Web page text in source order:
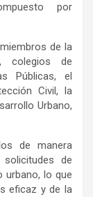
por
miembros de la
colegios de
Públicas, el
Civil, la
Urbano,
de manera
de
urbano, lo que
eficaz y de la